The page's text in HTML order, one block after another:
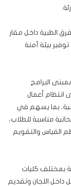
الطبية داخل مقار
بيئة آمنة
البرامج
اطمأن على انتظام أعمال
بما يسهم في
مناسبة للطلاب،
القياس والتقويم
بمختلف كليات
داخل اللجان وتقديم